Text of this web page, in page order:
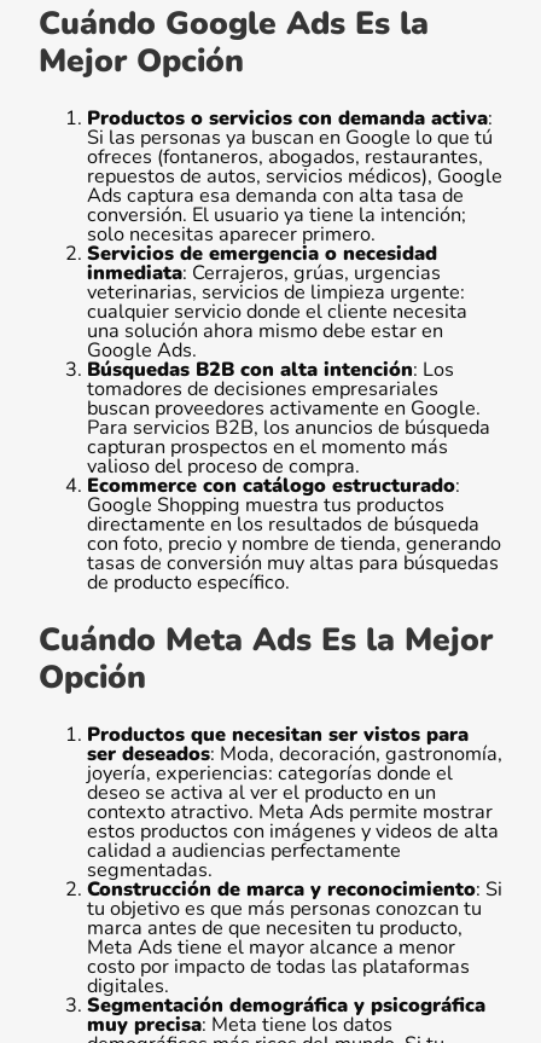
Cuándo Google Ads Es la
Mejor Opción
Productos o servicios con demanda activa:
Si las personas ya buscan en Google lo que tú
ofreces (fontaneros, abogados, restaurantes,
repuestos de autos, servicios médicos), Google
Ads captura esa demanda con alta tasa de
conversión. El usuario ya tiene la intención;
solo necesitas aparecer primero.
Servicios de emergencia o necesidad
inmediata: Cerrajeros, grúas, urgencias
veterinarias, servicios de limpieza urgente:
cualquier servicio donde el cliente necesita
una solución ahora mismo debe estar en
Google Ads.
Búsquedas B2B con alta intención: Los
tomadores de decisiones empresariales
buscan proveedores activamente en Google.
Para servicios B2B, los anuncios de búsqueda
capturan prospectos en el momento más
valioso del proceso de compra.
Ecommerce con catálogo estructurado:
Google Shopping muestra tus productos
directamente en los resultados de búsqueda
con foto, precio y nombre de tienda, generando
tasas de conversión muy altas para búsquedas
de producto específico.
Cuándo Meta Ads Es la Mejor
Opción
Productos que necesitan ser vistos para
ser deseados: Moda, decoración, gastronomía,
joyería, experiencias: categorías donde el
deseo se activa al ver el producto en un
contexto atractivo. Meta Ads permite mostrar
estos productos con imágenes y videos de alta
calidad a audiencias perfectamente
segmentadas.
Construcción de marca y reconocimiento: Si
tu objetivo es que más personas conozcan tu
marca antes de que necesiten tu producto,
Meta Ads tiene el mayor alcance a menor
costo por impacto de todas las plataformas
digitales.
Segmentación demográfica y psicográfica
muy precisa: Meta tiene los datos